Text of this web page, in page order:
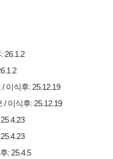
26.1.2
이식후: 25.12.19
/ 이식후: 25.12.19
: 25.4.5